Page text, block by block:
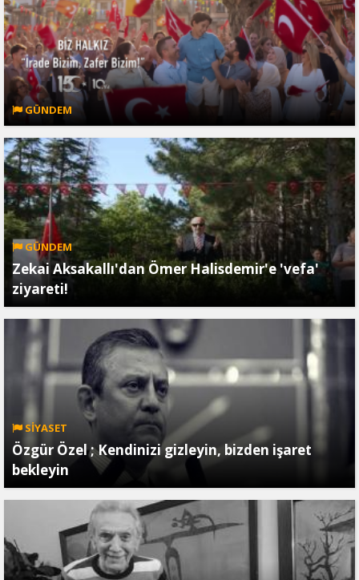
GÜNDEM
GÜNDEM
Zekai Aksakallı'dan Ömer Halisdemir'e 'vefa'
ziyareti!
SİYASET
Özgür Özel ; Kendinizi gizleyin, bizden işaret
bekleyin